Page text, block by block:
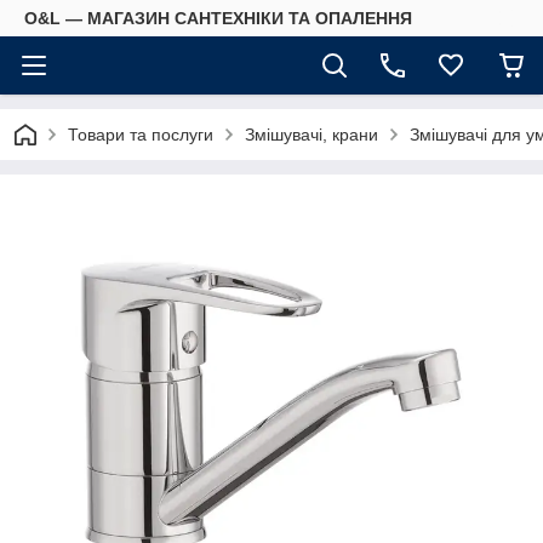
O&L — МАГАЗИН САНТЕХНІКИ ТА ОПАЛЕННЯ
Товари та послуги Змішувачі, крани Змішувачі для